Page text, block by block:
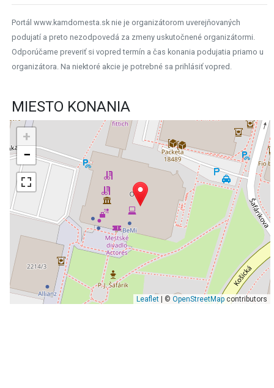
Portál www.kamdomesta.sk nie je organizátorom uverejňovaných
podujatí a preto nezodpovedá za zmeny uskutočnené organizátormi.
Odporúčame preveriť si vopred termín a čas konania podujatia priamo u
organizátora. Na niektoré akcie je potrebné sa prihlásiť vopred.
MIESTO KONANIA
+
−
Leaflet| © OpenStreetMapcontributors